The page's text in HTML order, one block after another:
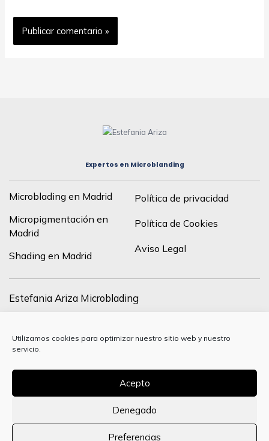
Utilizamos cookies para optimizar nuestro sitio web y nuestro
servicio.
Acepto
Denegado
Preferencias
Expertos en Microblanding
Microblading en Madrid
Micropigmentación en
Madrid
Shading en Madrid
Política de privacidad
Política de Cookies
Aviso Legal
Estefania Ariza Microblading
+34 627 24 37 84
info@estefania-ariza.com